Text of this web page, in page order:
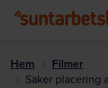
Hem Filmer
Säker placering